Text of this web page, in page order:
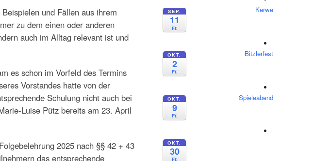
und Fällen aus ihrem
zu dem einen oder anderen
auch im Alltag relevant ist und
es schon im Vorfeld des Termins
Vorstandes hatte von der
Schulung nicht auch bei
Luise Pütz bereits am 23. April
2025 nach §§ 42 + 43
das entsprechende
SEP.
11
Fr.
Kerwe
OKT.
2
Fr.
Bitzlerfest
OKT.
9
Fr.
Spieleabend
OKT.
30
Fr.